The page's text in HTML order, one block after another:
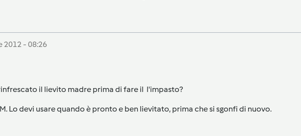
2012 - 08:26
il lievito madre prima di fare il l'impasto?
Lo devi usare quando è pronto e ben lievitato, prima che si sgonfi di nuovo.